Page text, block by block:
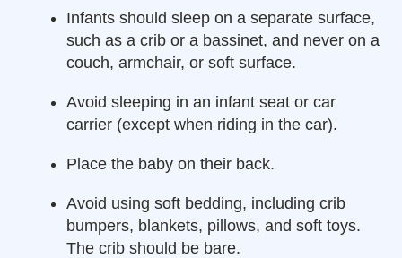
Infants should sleep on a separate surface,
such as a crib or a bassinet, and never on a
couch, armchair, or soft surface.
Avoid sleeping in an infant seat or car
carrier (except when riding in the car).
Place the baby on their back.
Avoid using soft bedding, including crib
bumpers, blankets, pillows, and soft toys.
The crib should be bare.